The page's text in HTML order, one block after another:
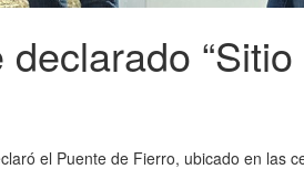
el Puente de Fierro, ubicado en las